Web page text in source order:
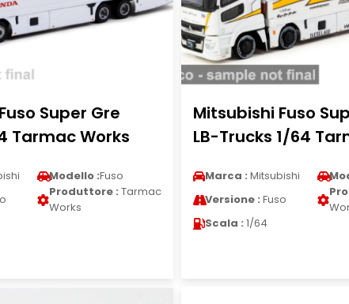
Super Gre
Tarmac Works
Modello :Fuso
Produttore : Tarmac
Works
Mitsubishi Fuso
LB-Trucks 1/64
Marca : Mitsubishi
Versione : Fuso
Scala : 1/64